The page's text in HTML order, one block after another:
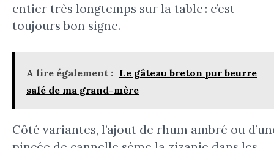
entier très longtemps sur la table : c’est
toujours bon signe.
A lire également : Le gâteau breton pur beurre
salé de ma grand-mère
Côté variantes, l’ajout de rhum ambré ou